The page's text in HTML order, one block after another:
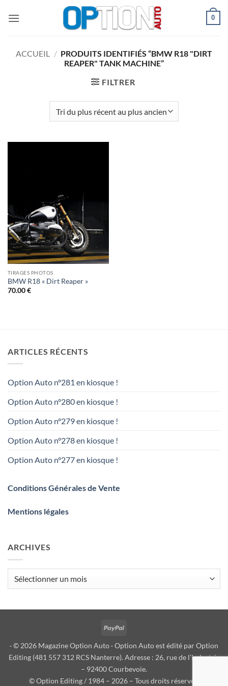
0
ACCUEIL / PRODUITS IDENTIFIÉS “BMW R18 "DIRT
REAPER" TANK MACHINE”
FILTRER
TIRAGES PHOTOS
BMW R18 « Dirt Reaper »
70.00€
ARTICLES RÉCENTS
Option Auto n°281 en kiosque !
Option Auto n°280 en kiosque !
Option Auto n°279 en kiosque !
Option Auto n°278 en kiosque !
Option Auto n°277 en kiosque !
Conditions Générales de Vente
Mentions légales
ARCHIVES
PayPal
· © 2026 Magazine Option Auto · Option Auto est édité par Option
Editing (481 557 312 RCS Nanterre). Adresse : 26, rue de l’Industrie
– 92400 Courbevoie.
© Option Editing / 1984 – 2026 – Tous droits réservés.